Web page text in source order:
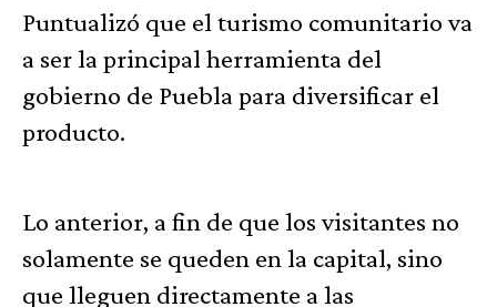
Puntualizó que el turismo comunitario va
a ser la principal herramienta del
gobierno de Puebla para diversificar el
producto.
Lo anterior, a fin de que los visitantes no
solamente se queden en la capital, sino
que lleguen directamente a las